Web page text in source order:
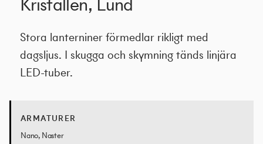
Stora lanterniner förmedlar rikligt med
dagsljus. I skugga och skymning tänds linjära
LED-tuber.
ARMATURER
Nano, Naster